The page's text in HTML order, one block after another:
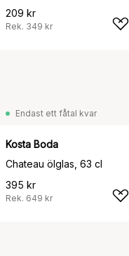
209 kr
Rek. 349 kr
Endast ett fåtal kvar
Kosta Boda
Chateau ölglas, 63 cl
395 kr
Rek. 649 kr